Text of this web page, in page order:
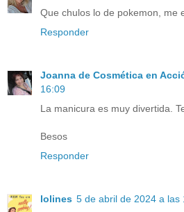
Que chulos lo de pokemon, me
Responder
Joanna de Cosmética en
16:09
La manicura es muy divertida.
Besos
Responder
lolines 5 de abril de 2024 a las